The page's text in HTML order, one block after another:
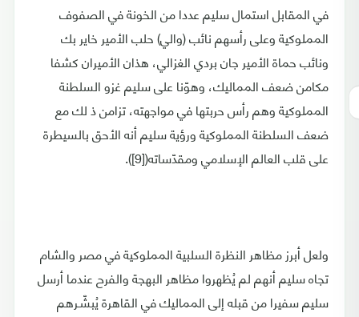
في المقابل استمال سليم عددا من الخونة في الصفوف
المملوكية وعلى رأسهم نائب (والي) حلب الأمير خاير بك
ونائب حماة الأمير جان بردي الغزالي، هذان الأميران كشفا
مكامن ضعف المماليك، وهوّنا على سليم غزو السلطنة
المملوكية وهم رأس حربتها في مواجهته، تزامن ذ لك مع
ضعف السلطنة المملوكية ورؤية سليم أنه الأحق بالسيطرة
على قلب العالم الإسلامي ومقدّساته([9]).
ولعل أبرز مظاهر النظرة السلبية المملوكية في مصر والشام
تجاه سليم أنهم لم يُظهروا مظاهر البهجة والفرح عندما أرسل
سليم سفيرا من قبله إلى المماليك في القاهرة يُبشّـرهم